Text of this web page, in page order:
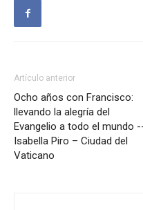
Artículo anterior
Ocho años con Francisco:
llevando la alegría del
Evangelio a todo el mundo
Isabella Piro – Ciudad del
Vaticano